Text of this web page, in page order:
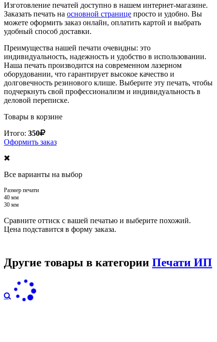
Изготовление печатей доступно в нашем интернет-магазине.
Заказать печать на основной странице просто и удобно. Вы
можете оформить заказ онлайн, оплатить картой и выбрать
удобный способ доставки.
Преимущества нашей печати очевидны: это
индивидуальность, надежность и удобство в использовании.
Наша печать производится на современном лазерном
оборудовании, что гарантирует высокое качество и
долговечность резинового клише. Выберите эту печать, чтобы
подчеркнуть свой профессионализм и индивидуальность в
деловой переписке.
Товары в корзине
Итого: 350
Оформить заказ
Все варианты на выбор
Размер печати
40 мм
30 мм
Сравните оттиск с вашей печатью и выберите похожий.
Цена подставится в форму заказа.
Другие товары в категории Печати ИП